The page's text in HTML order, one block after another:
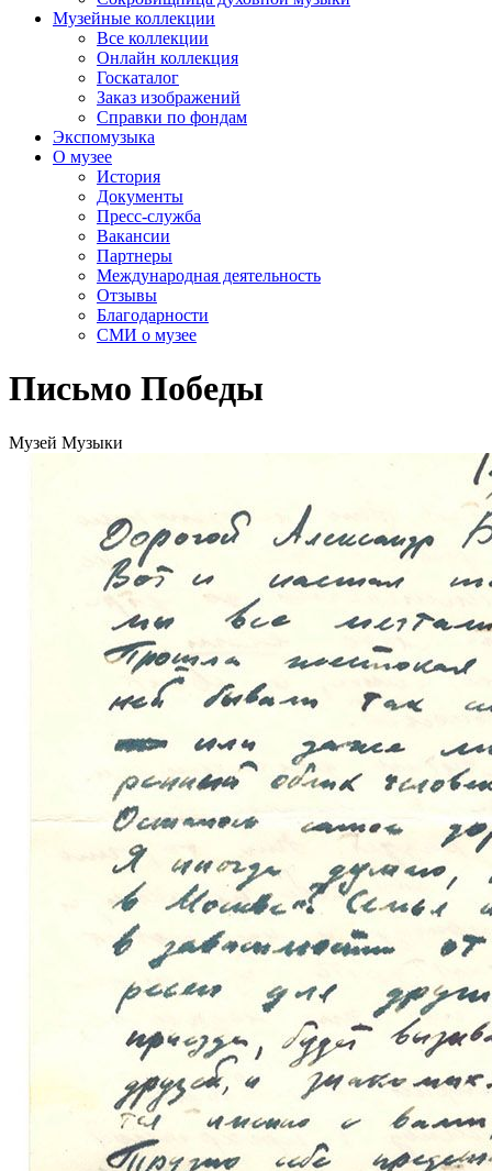
Музейные коллекции
Все коллекции
Онлайн коллекция
Госкаталог
Заказ изображений
Справки по фондам
Экспомузыка
О музее
История
Документы
Пресс-служба
Вакансии
Партнеры
Международная деятельность
Отзывы
Благодарности
СМИ о музее
Письмо Победы
Музей Музыки